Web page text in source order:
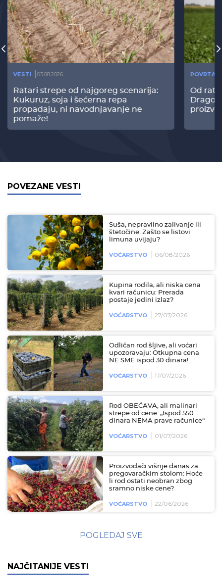
VESTI 03.08.2026
Ratari strepe od najgoreg scenarija:
Kukuruz, soja i šećerna repa
propadaju, ni navodnjavanje ne
pomaže!
Od
POVEZANE VESTI
Suša, nepravilno zalivanje ili
štetočine: Zašto se listovi
limuna uvijaju?
VOĆARSTVO 06/08/2026
Kupina rodila, ali niska cena
kvari računicu: Prerada
postaje jedini izlaz?
VOĆARSTVO 27/07/2026
Odličan rod šljive, ali voćari
upozoravaju: Otkupna cena
NE SME ispod 30 dinara!
VOĆARSTVO 17/07/2026
Rod OBEĆAVA, ali malinari
strepe od cene: „Ispod 550
dinara NEMA prave računice“
VOĆARSTVO 01/07/2026
Proizvođači višnje danas za
pregovaračkim stolom: Hoće
li rod ostati neobran zbog
sramno niske cene?
VOĆARSTVO 22/06/2026
POGLEDAJ SVE
NAJČITANIJE VESTI